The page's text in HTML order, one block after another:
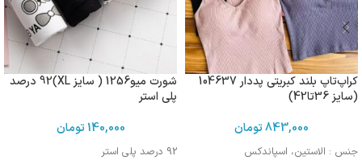
کراپ‌تاپ بلند کبریتی پددار 104637
(سایز 36تا42)
843,000تومان
جنس : الاستین، اسپاندکس
شورت میو1256 ( سایز XL)92 درصد
پلی استر
140,000تومان
92 درصد پلی استر